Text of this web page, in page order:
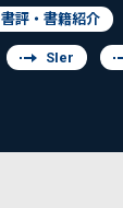
書評・書籍紹介
SIer